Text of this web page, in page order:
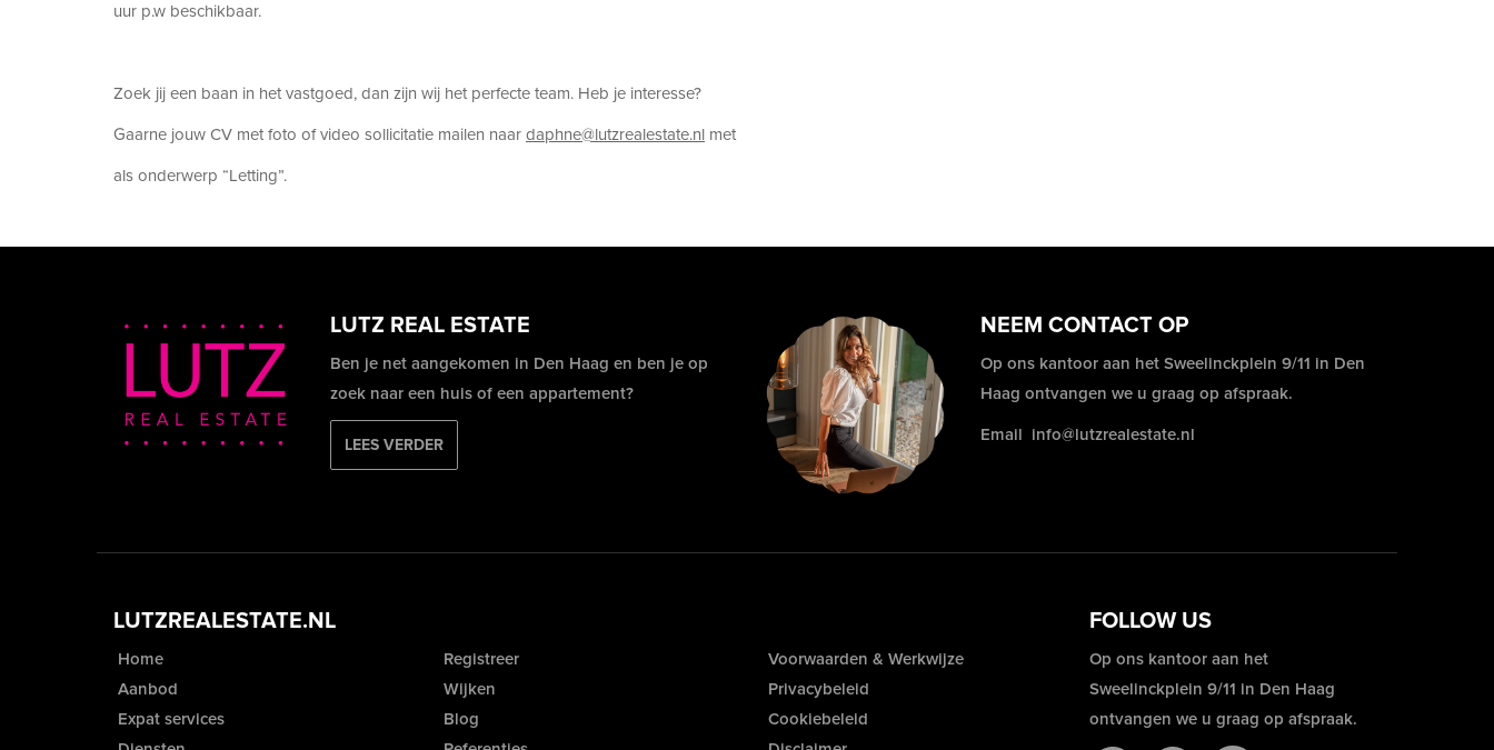
uur p.w beschikbaar.
Zoek jij een baan in het vastgoed, dan zijn wij het perfecte team. Heb je interesse?
Gaarne jouw CV met foto of video sollicitatie mailen naar daphne@lutzrealestate.nl met
als onderwerp “Letting”.
LUTZ REAL ESTATE
Ben je net aangekomen in Den Haag en ben je op
zoek naar een huis of een appartement?
LEES VERDER
NEEM CONTACT OP
Op ons kantoor aan het Sweelinckplein 9/11 in Den
Haag ontvangen we u graag op afspraak.
Email info@lutzrealestate.nl
LUTZREALESTATE.NL
Home
Aanbod
Expat services
Registreer
Wijken
Blog
FOLLOW US
Voorwaarden & Werkwijze
Privacybeleid
Cookiebeleid
Op ons kantoor aan het
Sweelinckplein 9/11 in Den Haag
ontvangen we u graag op afspraak.